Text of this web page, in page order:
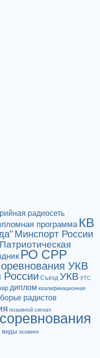
радиосеть
программа КВ
Минспорт России
Патриотическая
РО СРР
УКВ
Съезд УКВ УТС
диплом квалификационная
радистов
позывной сигнал
соревнования
виды экзамен